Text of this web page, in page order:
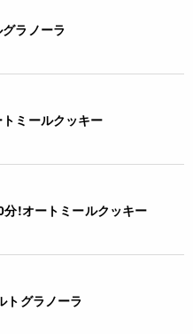
ラノーラ
ミールクッキー
!オートミールクッキー
トグラノーラ